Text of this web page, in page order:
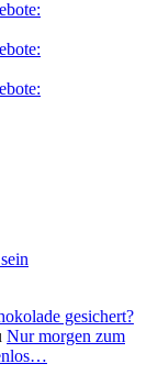
gesichert?
Nur morgen zum